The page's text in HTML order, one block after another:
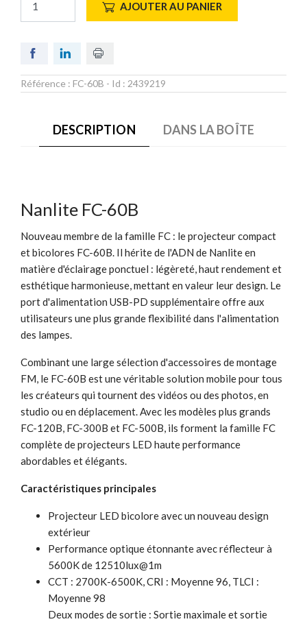
AJOUTER AU PANIER
Référence : FC-60B - Id : 2439219
DESCRIPTION DANS LA BOÎTE
Nanlite FC-60B
Nouveau membre de la famille FC : le projecteur compact
et bicolores FC-60B. Il hérite de l'ADN de Nanlite en
matière d'éclairage ponctuel : légèreté, haut rendement et
esthétique harmonieuse, mettant en valeur leur design. Le
port d'alimentation USB-PD supplémentaire offre aux
utilisateurs une plus grande flexibilité dans l'alimentation
des lampes.
Combinant une large sélection d'accessoires de montage
FM, le FC-60B est une véritable solution mobile pour tous
les créateurs qui tournent des vidéos ou des photos, en
studio ou en déplacement. Avec les modèles plus grands
FC-120B, FC-300B et FC-500B, ils forment la famille FC
complète de projecteurs LED haute performance
abordables et élégants.
Caractéristiques principales
Projecteur LED bicolore avec un nouveau design
extérieur
Performance optique étonnante avec réflecteur à
5600K de 12510lux@1m
CCT : 2700K-6500K, CRI : Moyenne 96, TLCI :
Moyenne 98
Deux modes de sortie : Sortie maximale et sortie